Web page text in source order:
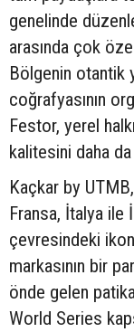
genelinde
arasında çok
Bölgenin otantik
coğrafyasının
Festor, yerel
kalitesini daha da
Kaçkar by
Fransa, İtalya ile
çevresindeki
markasının bir
önde gelen
World Series